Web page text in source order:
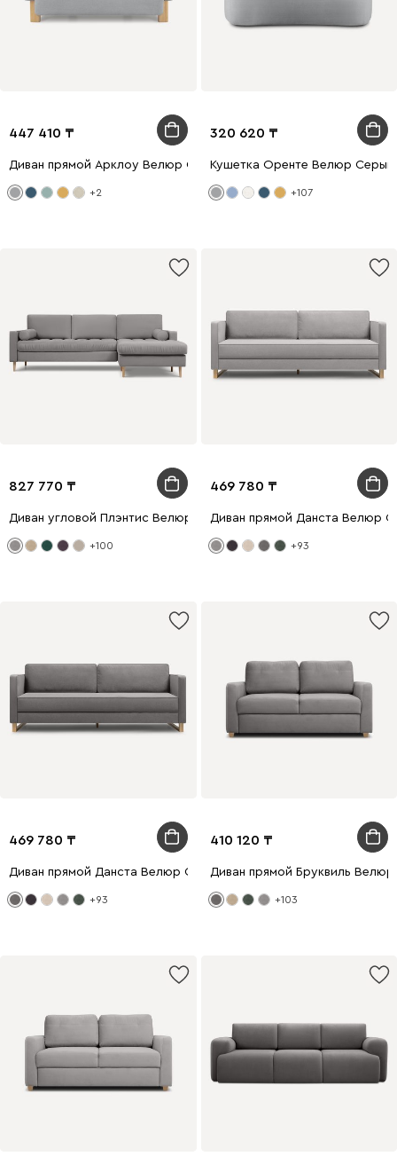
447 410
Диван прямой Арклоу Велюр Серый
+2
320 620
Кушетка Оренте Велюр Серый
+107
827 770
Диван угловой Плэнтис Велюр Светло-серый
+100
469 780
Диван прямой Данста Велюр
+93
469 780
Диван прямой Данста Велюр Серый
+93
410 120
Диван прямой Бруквиль
+103